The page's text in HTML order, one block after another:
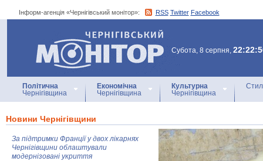
Інформ-агенція «Чернігівський монітор»: RSS Twitter Facebook
Інформ-агенція
«Чернігівський монітор»
Субота, 8 серпня,
Політична
Чернігівщина
Економічна
Чернігівщина
Культурна
Чернігівщина
Новини Чернігівщини
За підтримки Франції у двох лікарнях
Чернігівщини облаштували
модернізовані укриття